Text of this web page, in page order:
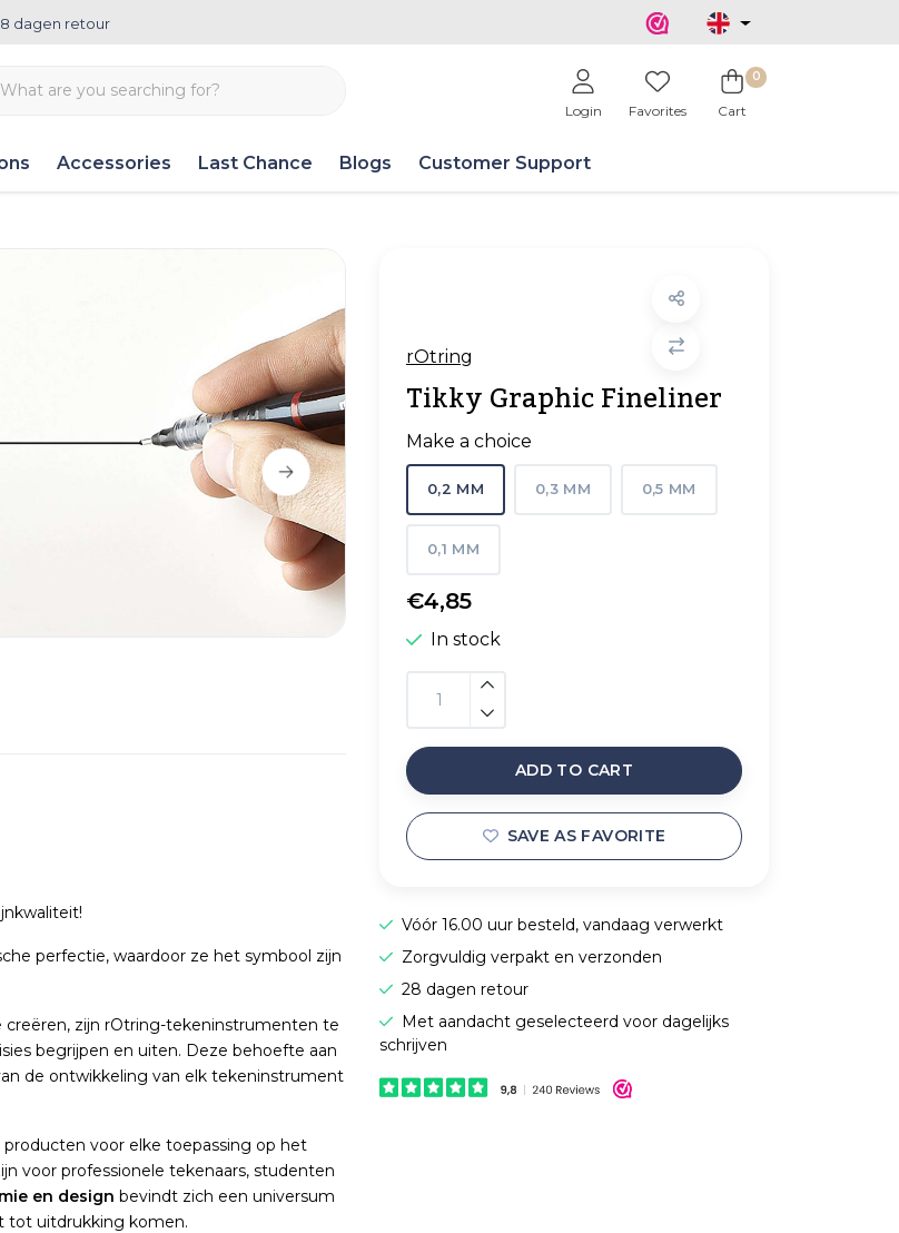
dagen retour
Login Favorites
0
Cart
Accessories Last Chance Blogs Customer Support
rOtring
Tikky Graphic Fineliner
Make a choice
0,2 MM 0,3 MM 0,5 MM
0,1 MM
€4,85
In stock
ADD TO CART
SAVE AS FAVORITE
Vóór 16.00 uur besteld, vandaag verwerkt
Zorgvuldig verpakt en verzonden
28 dagen retour
Met aandacht geselecteerd voor dagelijks
schrijven
!
perfectie, waardoor ze het symbool zijn
creëren, zijn rOtring-tekeninstrumenten te
begrijpen en uiten. Deze behoefte aan
de ontwikkeling van elk tekeninstrument
voor elke toepassing op het
voor professionele tekenaars, studenten
en design bevindt zich een universum
tot uitdrukking komen.